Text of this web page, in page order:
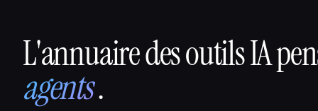
That AI Collection
L'annuaire des outils IA
agents.